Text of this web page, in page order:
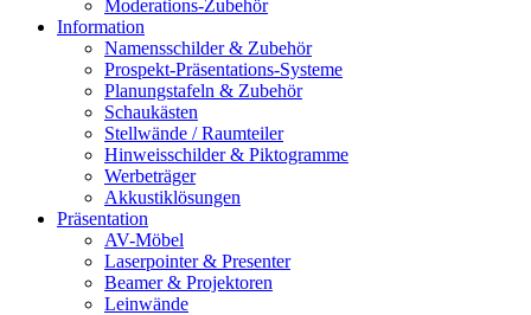
Moderations-Zubehör
Information
Namensschilder & Zubehör
Prospekt-Präsentations-Systeme
Planungstafeln & Zubehör
Schaukästen
Stellwände / Raumteiler
Hinweisschilder & Piktogramme
Werbeträger
Akkustiklösungen
Präsentation
AV-Möbel
Laserpointer & Presenter
Beamer & Projektoren
Leinwände